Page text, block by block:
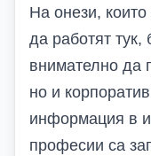
На онези,
да работят
внимателно да
но и
информация в
професии са